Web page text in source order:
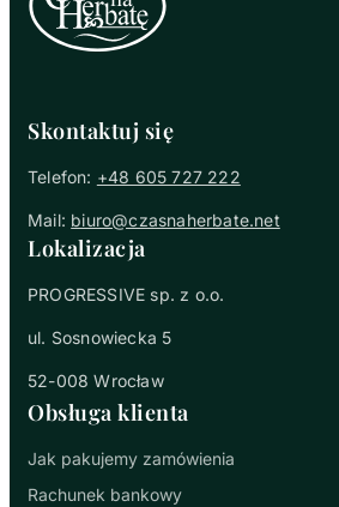
Skontaktuj się
Telefon: +48 605 727 222
Mail: biuro@czasnaherbate.net
Lokalizacja
PROGRESSIVE sp. z o.o.
ul. Sosnowiecka 5
52-008 Wrocław
Obsługa klienta
Jak pakujemy zamówienia
Rachunek bankowy